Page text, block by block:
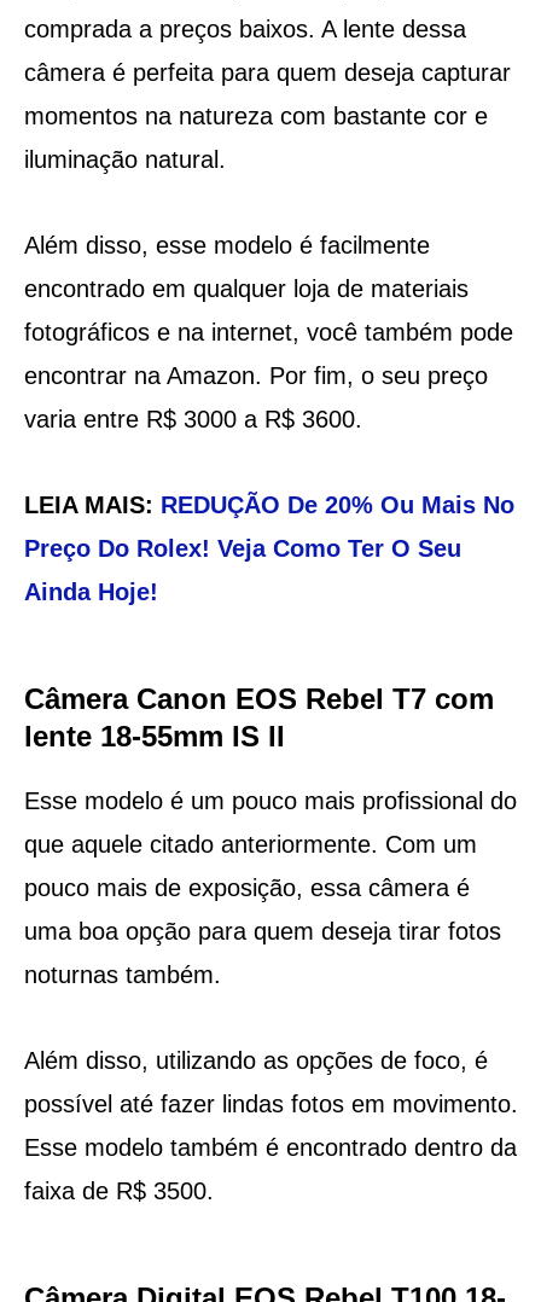
comprada a preços baixos. A lente dessa
câmera é perfeita para quem deseja capturar
momentos na natureza com bastante cor e
iluminação natural.
Além disso, esse modelo é facilmente
encontrado em qualquer loja de materiais
fotográficos e na internet, você também pode
encontrar na Amazon. Por fim, o seu preço
varia entre R$ 3000 a R$ 3600.
LEIA MAIS: REDUÇÃO De 20% Ou Mais No
Preço Do Rolex! Veja Como Ter O Seu
Ainda Hoje!
Câmera Canon EOS Rebel T7 com
lente 18-55mm IS II
Esse modelo é um pouco mais profissional do
que aquele citado anteriormente. Com um
pouco mais de exposição, essa câmera é
uma boa opção para quem deseja tirar fotos
noturnas também.
Além disso, utilizando as opções de foco, é
possível até fazer lindas fotos em movimento.
Esse modelo também é encontrado dentro da
faixa de R$ 3500.